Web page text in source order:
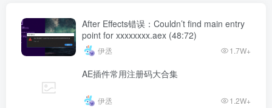
After Effects错误：Couldn’t find main entry
point for xxxxxxxx.aex (48:72)
伊丞 1.7W+
AE插件常用注册码大合集
伊丞 1.2W+